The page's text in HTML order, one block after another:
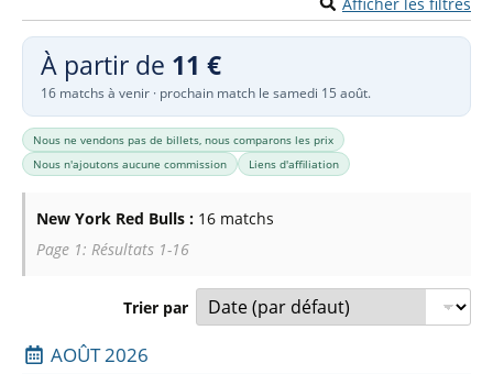
À partir de 11 €
16 matchs à venir · prochain match le samedi 15 août.
Nous ne vendons pas de billets, nous comparons les prix
Nous n'ajoutons aucune commission
Liens d'affiliation
New York Red Bulls : 16 matchs
Page 1: Résultats 1-16
Trier par
Liste des prochains matchs : New York Red Bulls.
AOÛT 2026